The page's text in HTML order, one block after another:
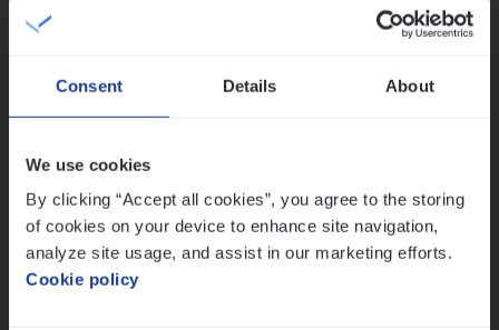
Consent Details About
We use cookies
By clicking “Accept all cookies”, you agree to the storing
of cookies on your device to enhance site navigation,
analyze site usage, and assist in our marketing efforts.
Cookie policy
Sales Management
ITBusi­ness Analyst
IT, Change & Innovation
Antwerpen